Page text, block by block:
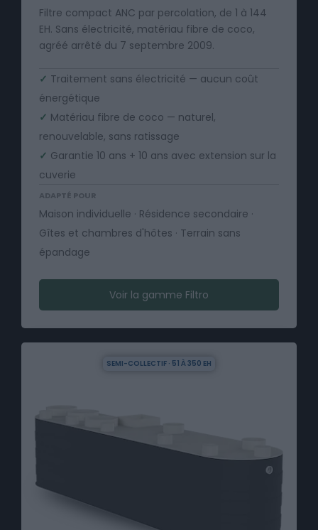
Filtre compact ANC par percolation, de 1 à 144
EH. Sans électricité, matériau fibre de coco,
agréé arrêté du 7 septembre 2009.
✓ Traitement sans électricité — aucun coût
énergétique
✓ Matériau fibre de coco — naturel,
renouvelable, sans ratissage
✓ Garantie 10 ans + 10 ans avec extension sur la
cuverie
ADAPTÉ POUR
Maison individuelle · Résidence secondaire ·
Gîtes et chambres d'hôtes · Terrain sans
épandage
Voir la gamme Filtro
SEMI-COLLECTIF · 51 À 350 EH